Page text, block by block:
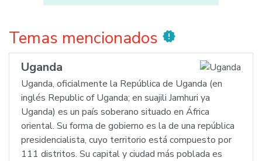
Temas mencionados new_releases
Uganda
Uganda, oficialmente la República de Uganda (en
inglés Republic of Uganda; en suajili Jamhuri ya
Uganda) es un país soberano situado en África
oriental. Su forma de gobierno es la de una república
presidencialista, cuyo territorio está compuesto por
111 distritos. Su capital y ciudad más poblada es